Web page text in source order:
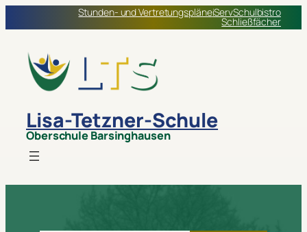
Stunden- und VertretungspläneiServSchulbistro
Schließfächer
Lisa-Tetzner-Schule
Oberschule Barsinghausen